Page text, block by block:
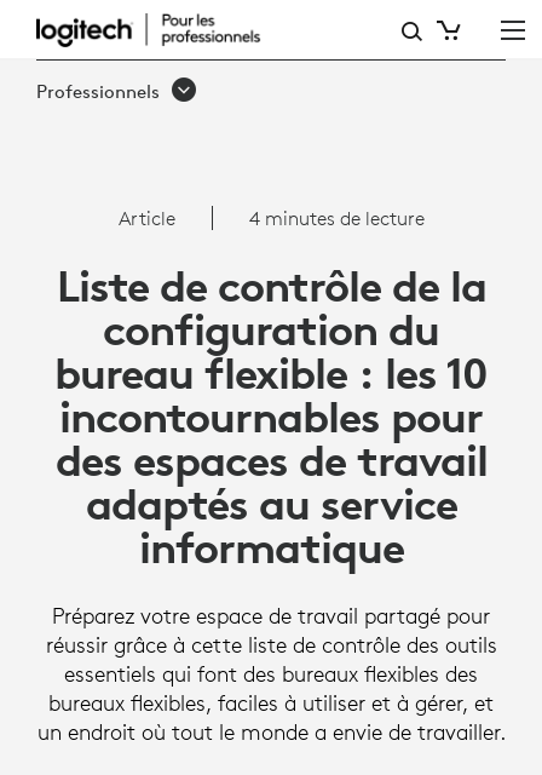
LISTE
DE
CONFIGURATION
DU
BUREAU
FLEXIBLE
INCONTOURNABLES
DES
ESPACES
DE
TRAVAIL
Professionnels
Article 4 minutes de lecture
Liste de contrôle de la
configuration du
bureau flexible : les 10
incontournables pour
des espaces de travail
adaptés au service
informatique
Préparez votre espace de travail partagé pour
réussir grâce à cette liste de contrôle des outils
essentiels qui font des bureaux flexibles des
bureaux flexibles, faciles à utiliser et à gérer, et
un endroit où tout le monde a envie de travailler.